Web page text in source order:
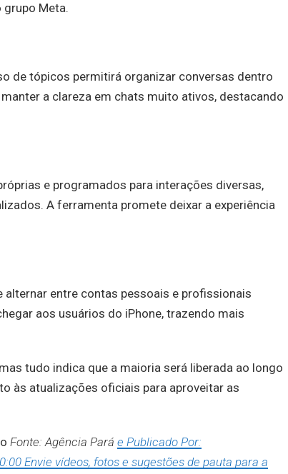
Meta.
de tópicos permitirá organizar conversas dentro
a clareza em chats muito ativos, destacando
e programados para interações diversas,
A ferramenta promete deixar a experiência
entre contas pessoais e profissionais
aos usuários do iPhone, trazendo mais
tudo indica que a maioria será liberada ao longo
às atualizações oficiais para aproveitar as
Fonte: Agência Pará e Publicado Por:
Envie vídeos, fotos e sugestões de pauta para a